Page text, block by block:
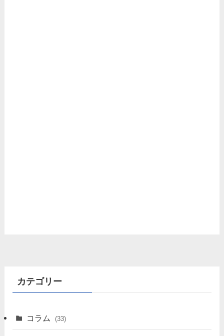
カテゴリー
コラム (33)